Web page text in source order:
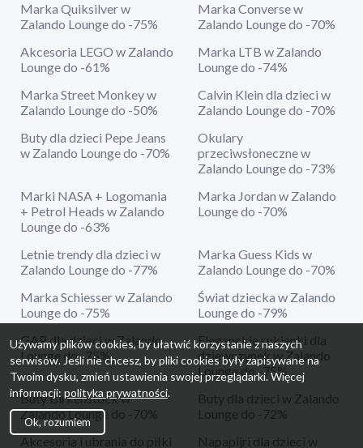
Marka Quiksilver w
Zalando Lounge do -75%
Marka Converse w
Zalando Lounge do -70%
Akcesoria LEGO w Zalando
Lounge do -61%
Marka LTB w Zalando
Lounge do -74%
Marka Street Monkey w
Zalando Lounge do -50%
Calvin Klein dla dzieci w
Zalando Lounge do -70%
Buty dla dzieci Pepe Jeans
w Zalando Lounge do -70%
Okulary
przeciwsłoneczne w
Zalando Lounge do -73%
Marki NASA + Logomania
+ Petrol Heads w Zalando
Lounge do -63%
Marka Jordan w Zalando
Lounge do -70%
Letnie trendy dla dzieci w
Zalando Lounge do -77%
Marka Guess Kids w
Zalando Lounge do -70%
Marka Schiesser w Zalando
Lounge do -75%
Świat dziecka w Zalando
Lounge do -79%
GAP dla dzieci w Zalando
Lounge do -75%
Eleganckie sukienki dla
dziewczynek w Zalando
Lounge do -75%
Buty Birkenstock w
Zalando Lounge do -70%
Buty dla dzieci w Zalando
Lounge do -72%
Akcesoria i ubrania do piłki
Napapijri dla dzieci w
Używamy plików cookies, by ułatwić korzystanie z naszych
serwisów. Jeśli nie chcesz, by pliki cookies były zapisywane na
Twoim dysku, zmień ustawienia swojej przeglądarki. Więcej
informacji: polityka prywatności.
Ok, rozumiem